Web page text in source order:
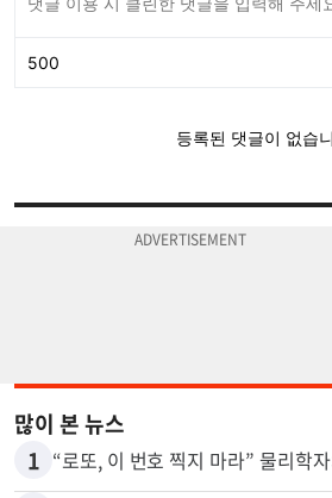
많이 본 뉴스
1 “로또, 이 번호 찍지 마라” 물리학